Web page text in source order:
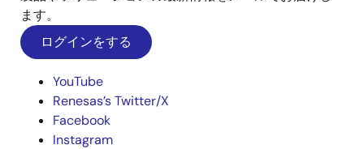
ます。
ログインをする
YouTube
Renesas’s Twitter/X
Facebook
Instagram